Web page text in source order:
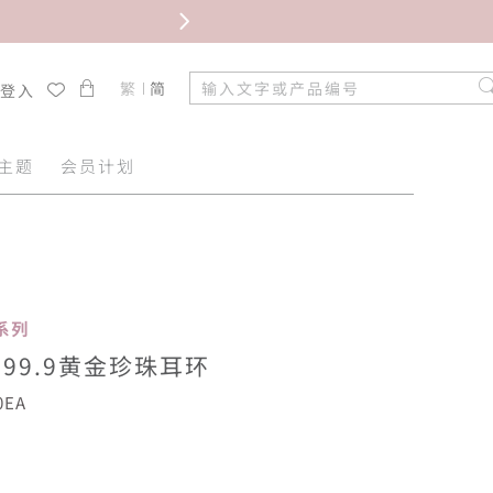
入 繁 简
题 会员计划
列
黄金珍珠耳环